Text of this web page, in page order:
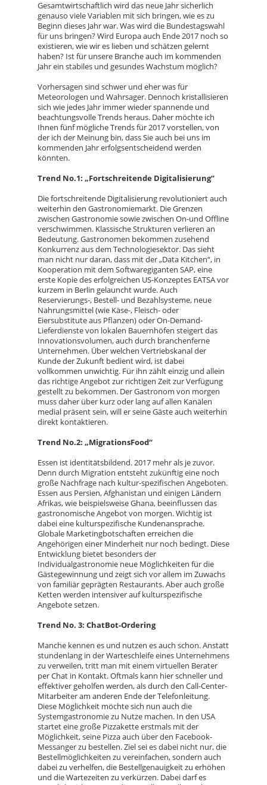
Gesamtwirtschaftlich wird das neue Jahr sicherlich
genauso viele Variablen mit sich bringen, wie es zu
Beginn dieses Jahr war. Was wird die Bundestagswahl
für uns bringen? Wird Europa auch Ende 2017 noch so
existieren, wie wir es lieben und schätzen gelernt
haben? Ist für unsere Branche auch im kommenden
Jahr ein stabiles und gesundes Wachstum möglich?
Vorhersagen sind schwer und eher was für
Meteorologen und Wahrsager. Dennoch kristallisieren
sich wie jedes Jahr immer wieder spannende und
beachtungsvolle Trends heraus. Daher möchte ich
Ihnen fünf mögliche Trends für 2017 vorstellen, von
der ich der Meinung bin, dass Sie auch bei uns im
kommenden Jahr erfolgsentscheidend werden
könnten.
Trend No.1: „Fortschreitende Digitalisierung“
Die fortschreitende Digitalisierung revolutioniert auch
weiterhin den Gastronomiemarkt. Die Grenzen
zwischen Gastronomie sowie zwischen On-und Offline
verschwimmen. Klassische Strukturen verlieren an
Bedeutung. Gastronomen bekommen zusehend
Konkurrenz aus dem Technologiesektor. Das sieht
man nicht nur daran, dass mit der „Data Kitchen“, in
Kooperation mit dem Softwaregiganten SAP, eine
erste Kopie des erfolgreichen US-Konzeptes EATSA vor
kurzem in Berlin gelauncht wurde. Auch
Reservierungs-, Bestell- und Bezahlsysteme, neue
Nahrungsmittel (wie Käse-, Fleisch- oder
Eiersubstitute aus Pflanzen) oder On-Demand-
Lieferdienste von lokalen Bauernhöfen steigert das
Innovationsvolumen, auch durch branchenferne
Unternehmen. Über welchen Vertriebskanal der
Kunde der Zukunft bedient wird, ist dabei
vollkommen unwichtig. Für ihn zählt einzig und allein
das richtige Angebot zur richtigen Zeit zur Verfügung
gestellt zu bekommen. Der Gastronom von morgen
muss daher über kurz oder lang auf allen Kanälen
medial präsent sein, will er seine Gäste auch weiterhin
direkt kontaktieren.
Trend No.2: „MigrationsFood“
Essen ist identitätsbildend. 2017 mehr als je zuvor.
Denn durch Migration entsteht zukünftig eine noch
große Nachfrage nach kultur-spezifischen Angeboten.
Essen aus Persien, Afghanistan und einigen Ländern
Afrikas, wie beispielsweise Ghana, beeinflussen das
gastronomische Angebot von morgen. Wichtig ist
dabei eine kulturspezifische Kundenansprache.
Globale Marketingbotschaften erreichen die
Angehörigen einer Minderheit nur noch bedingt. Diese
Entwicklung bietet besonders der
Individualgastronomie neue Möglichkeiten für die
Gästegewinnung und zeigt sich vor allem im Zuwachs
von familiär geprägten Restaurants. Aber auch große
Ketten werden intensiver auf kulturspezifische
Angebote setzen.
Trend No. 3: ChatBot-Ordering
Manche kennen es und nutzen es auch schon. Anstatt
stundenlang in der Warteschleife eines Unternehmens
zu verweilen, tritt man mit einem virtuellen Berater
per Chat in Kontakt. Oftmals kann hier schneller und
effektiver geholfen werden, als durch den Call-Center-
Mitarbeiter am anderen Ende der Telefonleitung.
Diese Möglichkeit möchte sich nun auch die
Systemgastronomie zu Nutze machen. In den USA
startet eine große Pizzakette erstmals mit der
Möglichkeit, seine Pizza auch über den Facebook-
Messanger zu bestellen. Ziel sei es dabei nicht nur, die
Bestellmöglichkeiten zu vereinfachen, sondern auch
dabei zu verhelfen, die Bestellgenauigkeit zu erhöhen
und die Wartezeiten zu verkürzen. Dabei darf es